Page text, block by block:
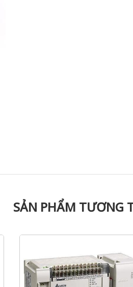
SẢN PHẨM TƯƠNG